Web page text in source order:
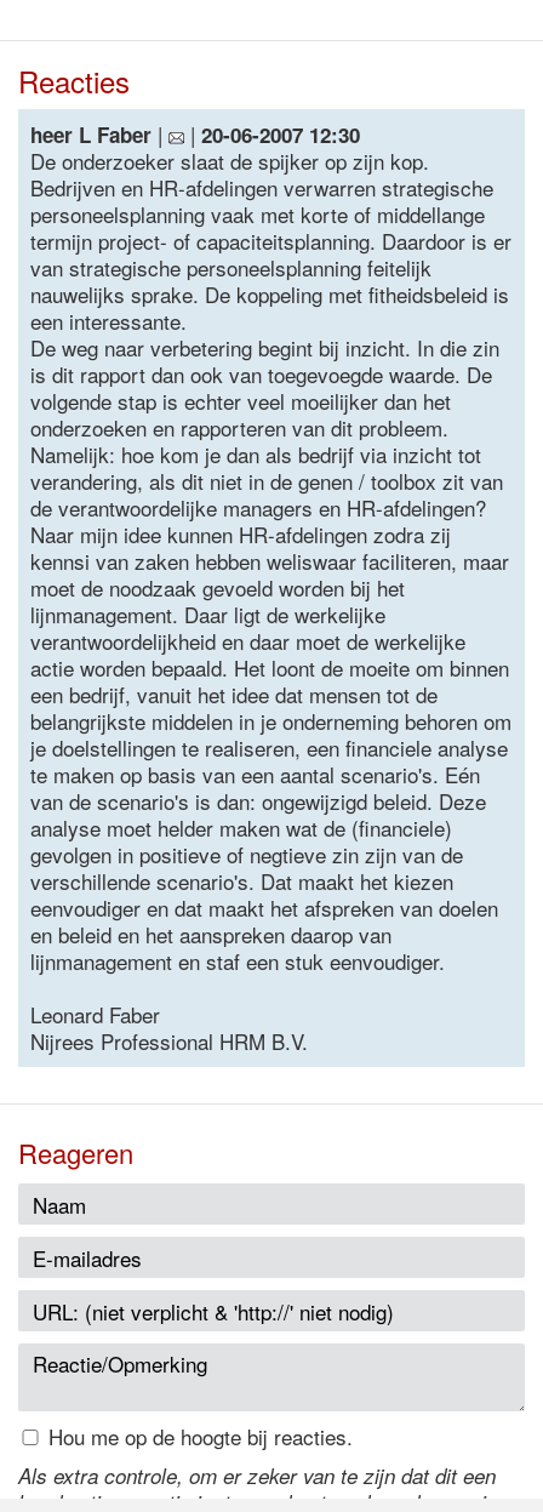
Reacties
heer L Faber | | 20-06-2007 12:30
De onderzoeker slaat de spijker op zijn kop.
Bedrijven en HR-afdelingen verwarren strategische
personeelsplanning vaak met korte of middellange
termijn project- of capaciteitsplanning. Daardoor is er
van strategische personeelsplanning feitelijk
nauwelijks sprake. De koppeling met fitheidsbeleid is
een interessante.
De weg naar verbetering begint bij inzicht. In die zin
is dit rapport dan ook van toegevoegde waarde. De
volgende stap is echter veel moeilijker dan het
onderzoeken en rapporteren van dit probleem.
Namelijk: hoe kom je dan als bedrijf via inzicht tot
verandering, als dit niet in de genen / toolbox zit van
de verantwoordelijke managers en HR-afdelingen?
Naar mijn idee kunnen HR-afdelingen zodra zij
kennsi van zaken hebben weliswaar faciliteren, maar
moet de noodzaak gevoeld worden bij het
lijnmanagement. Daar ligt de werkelijke
verantwoordelijkheid en daar moet de werkelijke
actie worden bepaald. Het loont de moeite om binnen
een bedrijf, vanuit het idee dat mensen tot de
belangrijkste middelen in je onderneming behoren om
je doelstellingen te realiseren, een financiele analyse
te maken op basis van een aantal scenario's. Eén
van de scenario's is dan: ongewijzigd beleid. Deze
analyse moet helder maken wat de (financiele)
gevolgen in positieve of negtieve zin zijn van de
verschillende scenario's. Dat maakt het kiezen
eenvoudiger en dat maakt het afspreken van doelen
en beleid en het aanspreken daarop van
lijnmanagement en staf een stuk eenvoudiger.
Leonard Faber
Nijrees Professional HRM B.V.
Reageren
Hou me op de hoogte bij reacties.
Als extra controle, om er zeker van te zijn dat dit een
handmatige reactie is, typ onderstaande code over in